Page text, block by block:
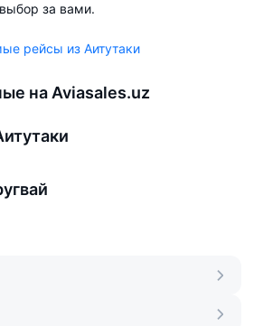
за вами.
рейсы из Аитутаки
на Aviasales.uz